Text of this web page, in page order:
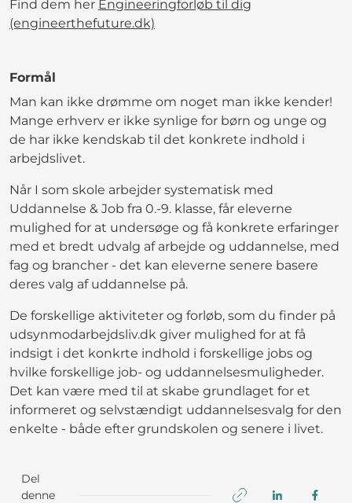
Find dem her Engineeringforløb til dig
(engineerthefuture.dk)
Formål
Man kan ikke drømme om noget man ikke kender!
Mange erhverv er ikke synlige for børn og unge og
de har ikke kendskab til det konkrete indhold i
arbejdslivet.
Når I som skole arbejder systematisk med
Uddannelse & Job fra 0.-9. klasse, får eleverne
mulighed for at undersøge og få konkrete erfaringer
med et bredt udvalg af arbejde og uddannelse, med
fag og brancher - det kan eleverne senere basere
deres valg af uddannelse på.
De forskellige aktiviteter og forløb, som du finder på
udsynmodarbejdsliv.dk giver mulighed for at få
indsigt i det konkrte indhold i forskellige jobs og
hvilke forskellige job- og uddannelsesmuligheder.
Det kan være med til at skabe grundlaget for et
informeret og selvstændigt uddannelsesvalg for den
enkelte - både efter grundskolen og senere i livet.
Del
denne